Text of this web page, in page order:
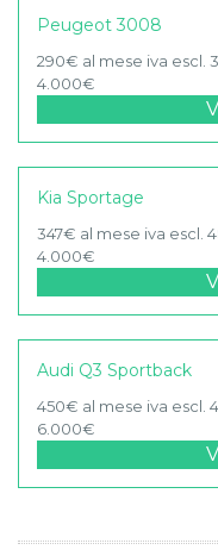
Peugeot 3008
290€ al mese iva escl.
4.000€
Kia Sportage
347€ al mese iva escl.
4.000€
Audi Q3 Sportback
450€ al mese iva escl.
6.000€